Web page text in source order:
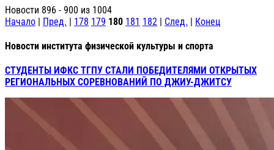
Новости 896 - 900 из 1004
Начало | Пред. | 178 179 180 181 182 | След. | Конец
Новости института физической культуры и спорта
СТУДЕНТЫ ИФКС ТГПУ СТАЛИ ПОБЕДИТЕЛЯМИ ОТКРЫТЫХ
РЕГИОНАЛЬНЫХ СОРЕВНОВАНИЙ ПО ДЖИУ-ДЖИТСУ